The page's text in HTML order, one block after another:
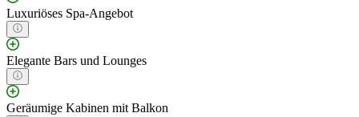
Luxuriöses Spa-Angebot
Elegante Bars und Lounges
Geräumige Kabinen mit Balkon